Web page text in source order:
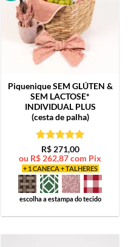
Piquenique SEM GLÚTEN &
SEM LACTOSE*
INDIVIDUAL PLUS
(cesta de palha)
Avaliação5
de 5
R$271,00
ou R$ 262,87com Pix
+ 1 CANECA + TALHERES
escolha a estampa do tecido